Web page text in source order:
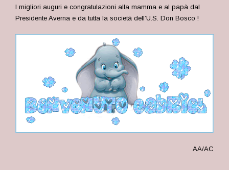
I migliori auguri e congratulazioni alla mamma e al papà dal
Presidente Averna e da tutta la società dell’U.S. Don Bosco !
AA/AC